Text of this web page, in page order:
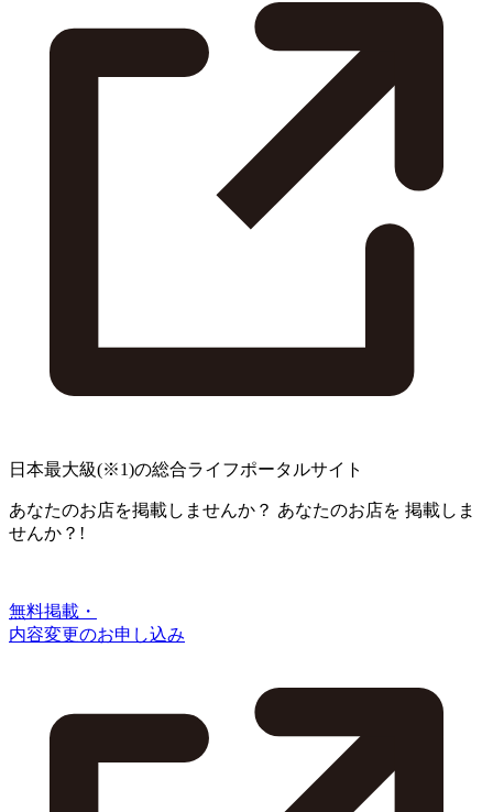
日本最大級(※1)の総合ライフポータルサイト
あなたのお店を掲載しませんか？ あなたのお店を 掲載しま
せんか？!
無料掲載・
内容変更のお申し込み